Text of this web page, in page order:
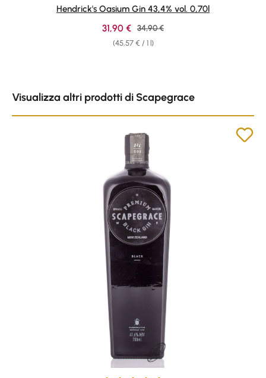
Average rating of 5 out of 5 stars
Hendrick's Oasium Gin 43,4% vol. 0,70l
(45,57 € / 1 l)
Sale price:
31,90 € Regular price:
34,90 €
Visualizza altri prodotti di Scapegrace